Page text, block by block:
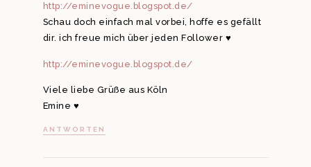
http://eminevogue.blogspot.de/
Schau doch einfach mal vorbei, hoffe es gefällt
dir. ich freue mich über jeden Follower ♥
http://eminevogue.blogspot.de/
Viele liebe Grüße aus Köln
Emine ♥
ANTWORTEN